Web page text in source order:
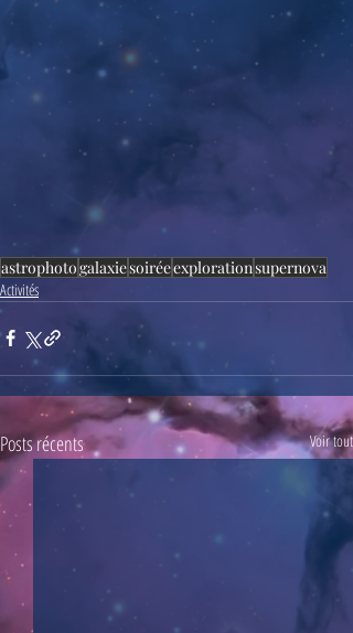
astrophotogalaxiesoiréeexplorationsupernova
Activités
Posts récents Voir tout